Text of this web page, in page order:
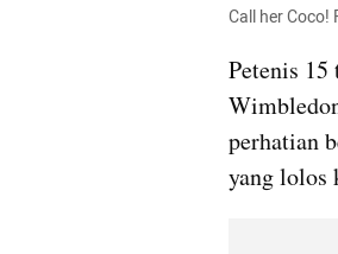
Call her Coco!
Petenis
perhatian
yang lolos